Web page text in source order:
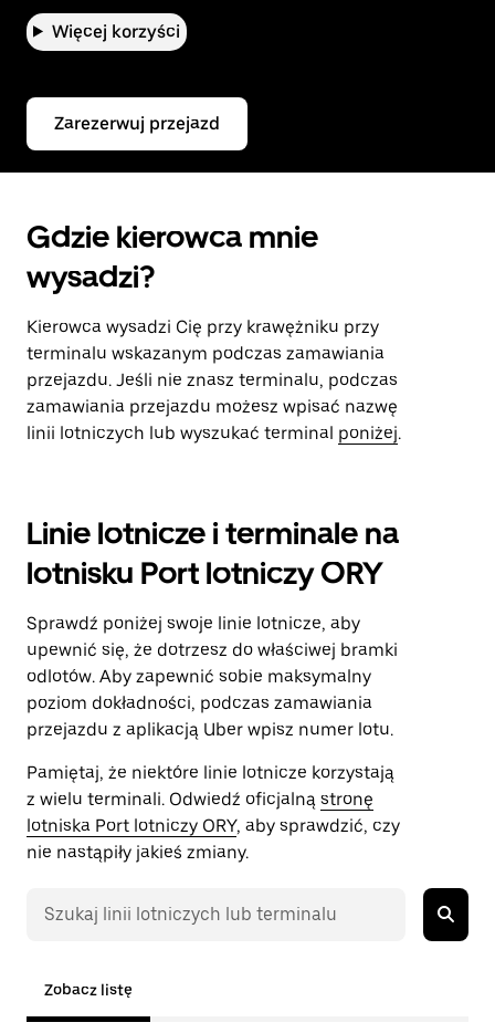
Więcej korzyści
Zarezerwuj przejazd
Gdzie kierowca mnie
wysadzi?
Kierowca wysadzi Cię przy krawężniku przy
terminalu wskazanym podczas zamawiania
przejazdu. Jeśli nie znasz terminalu, podczas
zamawiania przejazdu możesz wpisać nazwę
linii lotniczych lub wyszukać terminal poniżej.
Linie lotnicze i terminale na
lotnisku Port lotniczy ORY
Sprawdź poniżej swoje linie lotnicze, aby
upewnić się, że dotrzesz do właściwej bramki
odlotów. Aby zapewnić sobie maksymalny
poziom dokładności, podczas zamawiania
przejazdu z aplikacją Uber wpisz numer lotu.
Pamiętaj, że niektóre linie lotnicze korzystają
z wielu terminali. Odwiedź oficjalną stronę
lotniska Port lotniczy ORY, aby sprawdzić, czy
nie nastąpiły jakieś zmiany.
Zobacz listę